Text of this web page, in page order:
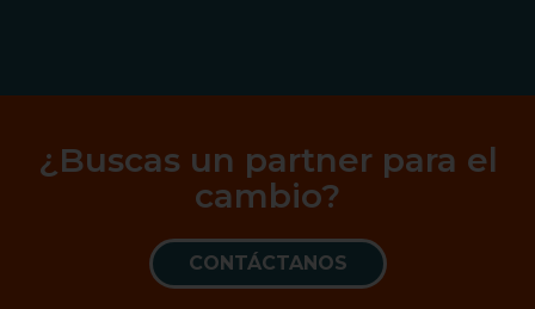
¿Buscas un partner para el
cambio?
CONTÁCTANOS